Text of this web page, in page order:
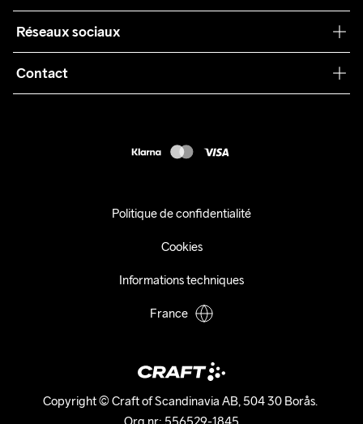
Teamwear
Durabilité
Collaborations
Conditions générales
Retours
Réseaux sociaux
Contact
Copyright © Craft of Scandinavia AB, 504 30 Borås.
Politique de confidentialité
Cookies
Informations techniques
France